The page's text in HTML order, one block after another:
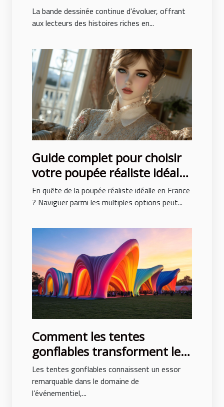
dessinées avec des intrigues
surprenantes
La bande dessinée continue d'évoluer, offrant
aux lecteurs des histoires riches en...
Guide complet pour choisir
votre poupée réaliste idéale
en France
En quête de la poupée réaliste idéalle en France
? Naviguer parmi les multiples options peut...
Comment les tentes
gonflables transforment les
événements en spectacles
Les tentes gonflables connaissent un essor
remarquable dans le domaine de
l’événementiel,...